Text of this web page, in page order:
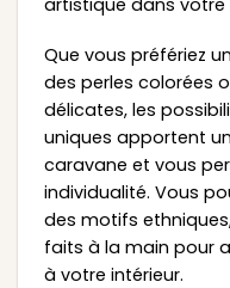
artistique dans votre
Que vous préfériez
des perles colorées
délicates, les
uniques apportent
caravane et vous
individualité. Vous
des motifs
faits à la main pour
à votre intérieur.